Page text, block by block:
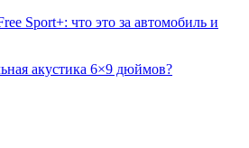
Sport+: что это за автомобиль и
акустика 6×9 дюймов?